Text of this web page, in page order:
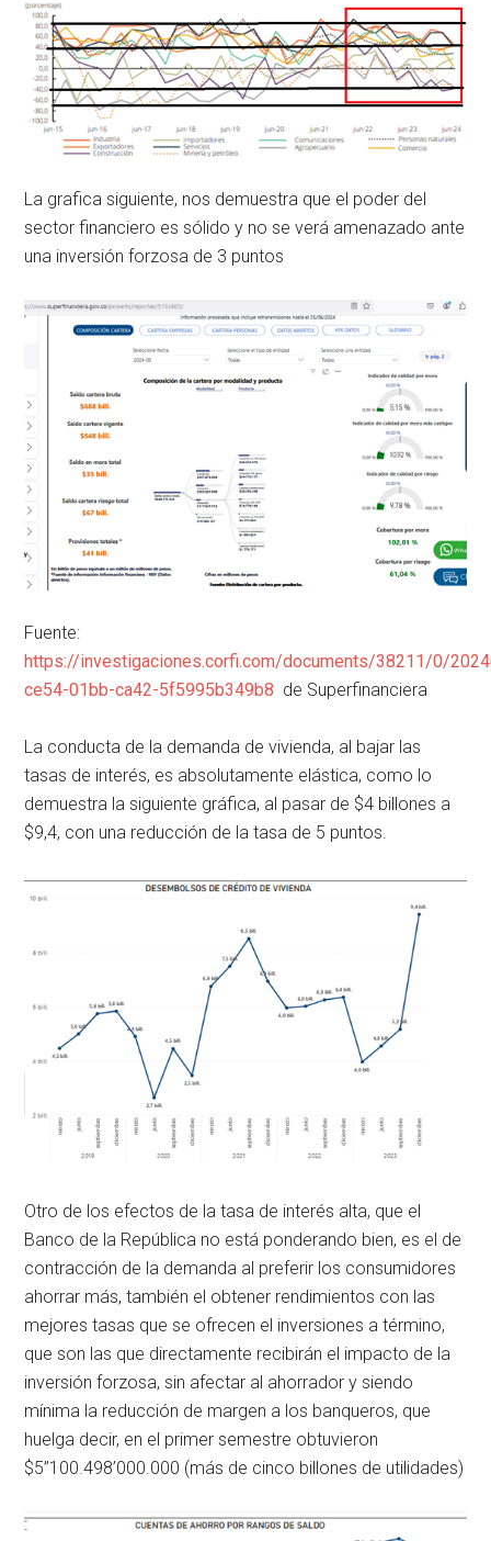
La grafica siguiente, nos demuestra que el poder del
sector financiero es sólido y no se verá amenazado ante
una inversión forzosa de 3 puntos
Fuente:
https://investigaciones.corfi.com/documents/38211/0/
ce54-01bb-ca42-5f5995b349b8 de Superfinanciera
La conducta de la demanda de vivienda, al bajar las
tasas de interés, es absolutamente elástica, como lo
demuestra la siguiente gráfica, al pasar de $4 billones a
$9,4, con una reducción de la tasa de 5 puntos.
Otro de los efectos de la tasa de interés alta, que el
Banco de la República no está ponderando bien, es el de
contracción de la demanda al preferir los consumidores
ahorrar más, también el obtener rendimientos con las
mejores tasas que se ofrecen el inversiones a término,
que son las que directamente recibirán el impacto de la
inversión forzosa, sin afectar al ahorrador y siendo
mínima la reducción de margen a los banqueros, que
huelga decir, en el primer semestre obtuvieron
$5’’100.498’000.000 (más de cinco billones de utilidades)